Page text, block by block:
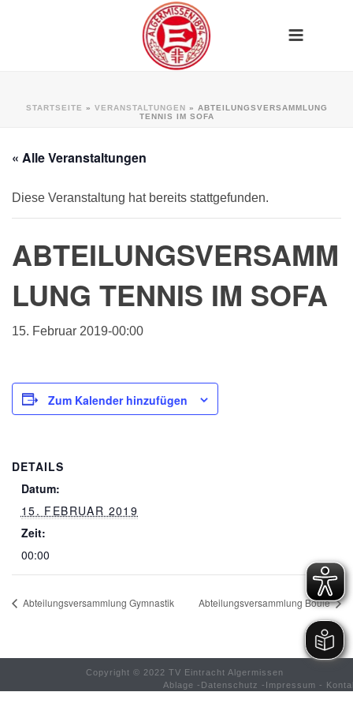
STARTSEITE » VERANSTALTUNGEN »
ABTEILUNGSVERSAMMLUNG
TENNIS IM SOFA
« Alle Veranstaltungen
Diese Veranstaltung hat bereits stattgefunden.
ABTEILUNGSVERSAMM
LUNG TENNIS IM SOFA
15. Februar 2019-00:00
Zum Kalender hinzufügen
DETAILS
Datum:
15. FEBRUAR 2019
Zeit:
00:00
Abteilungsversammlung Gymnastik Abteilungsversammlung Boule
Copyright © 2022 TV Eintracht Algermissen
Ablage - Datenschutz - Impressum -